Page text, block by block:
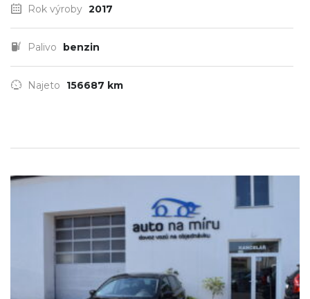
Rok výroby 2017
Palivo benzin
Najeto 156687 km